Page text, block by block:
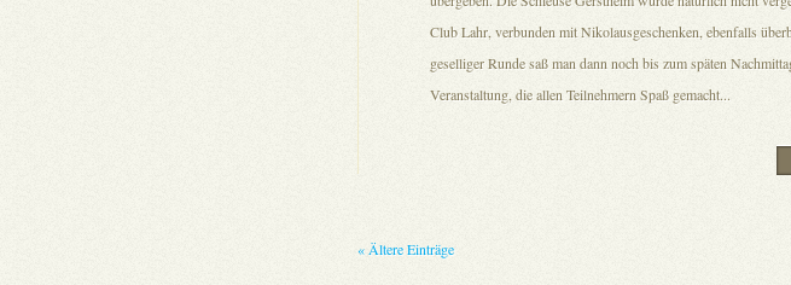
Club Lahr, verbunden mit Nikolausgeschenken, ebenfalls
geselliger Runde saß man dann noch bis zum späten
Veranstaltung, die allen Teilnehmern Spaß gemacht...
« Ältere Einträge